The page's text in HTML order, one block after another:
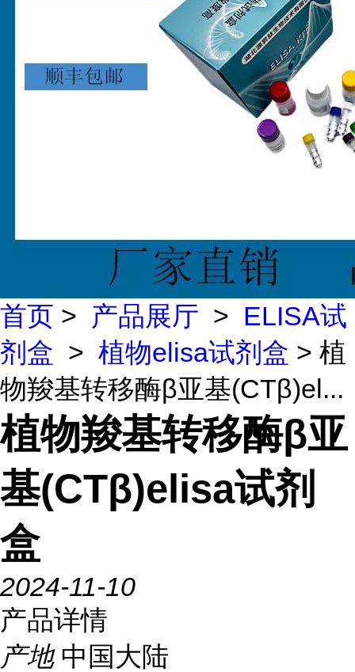
首页 > 产品展厅 > ELISA试
剂盒 > 植物elisa试剂盒 > 植
物羧基转移酶β亚基(CTβ)el...
植物羧基转移酶β亚
基(CTβ)elisa试剂
盒
2024-11-10
产品详情
产地 中国大陆